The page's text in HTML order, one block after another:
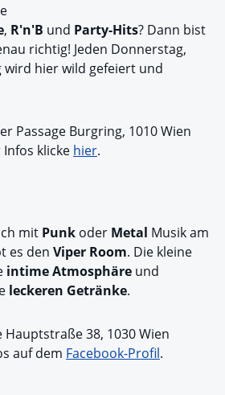
, R'n'B und Party-Hits? Dann bist
richtig! Jeden Donnerstag,
wird hier wild gefeiert und
Passage Burgring, 1010 Wien
klicke hier.
mit Punk oder Metal Musik am
es den Viper Room. Die kleine
intime Atmosphäre und
leckeren Getränke.
Hauptstraße 38, 1030 Wien
auf dem Facebook-Profil.